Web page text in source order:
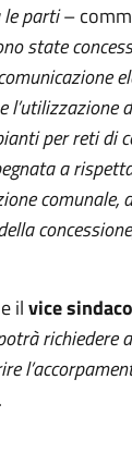
le parti–
state
per reti di
a
e ilvice sindaco
richiedere